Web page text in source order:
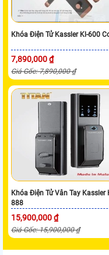
Khóa Điện Tử Kassler Kl-600
7,890,000 ₫
Giá Gốc: 7,890,000 ₫
Khóa Điện Tử Vân Tay Kassler
888
15,900,000 ₫
Giá Gốc: 15,900,000 ₫